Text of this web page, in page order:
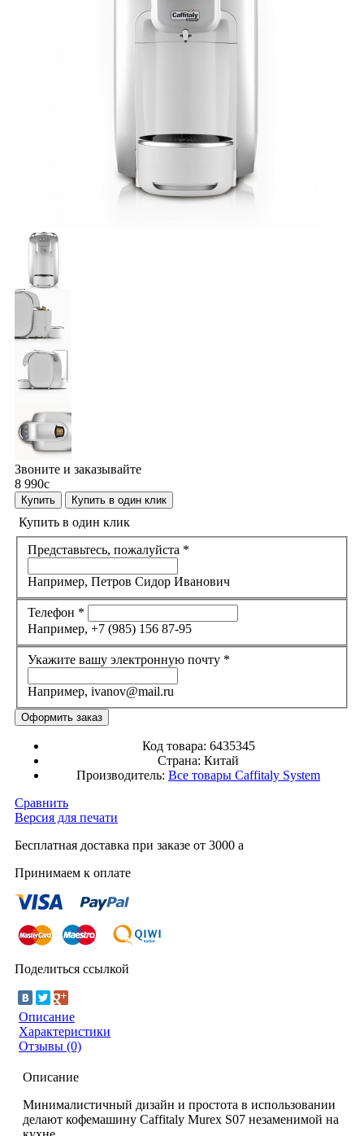
Звоните и заказывайте
8 990c
Купить Купить в один клик
Купить в один клик
Представьтесь, пожалуйста *
Например, Петров Сидор Иванович
Телефон *
Например, +7 (985) 156 87-95
Укажите вашу электронную почту *
Например, ivanov@mail.ru
Код товара: 6435345
Страна: Китай
Производитель: Все товары Caffitaly System
Сравнить
Версия для печати
Бесплатная доставка при заказе от 3000 a
Принимаем к оплате
Поделиться ссылкой
Описание
Характеристики
Отзывы (0)
Описание
Минималистичный дизайн и простота в использовании
делают кофемашину Caffitaly Murex S07 незаменимой на